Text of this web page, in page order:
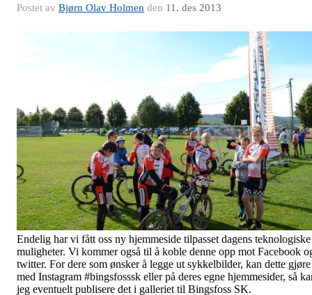
Postet av Bjørn Olav Holmen den 11. des 2013
Endelig har vi fått oss ny hjemmeside tilpasset dagens teknologiske
muligheter. Vi kommer også til å koble denne opp mot Facebook
twitter. For dere som ønsker å legge ut sykkelbilder, kan dette gjøre
med Instagram #bingsfosssk eller på deres egne hjemmesider, så
jeg eventuelt publisere det i galleriet til Bingsfoss SK.